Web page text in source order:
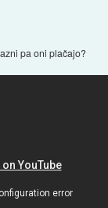
pa oni plačajo?